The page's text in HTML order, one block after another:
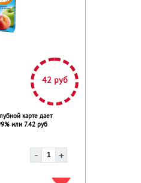
42 руб
карте дает
или 7.42 руб
ДОБАВИТЬ В ИЗБРАННОЕ